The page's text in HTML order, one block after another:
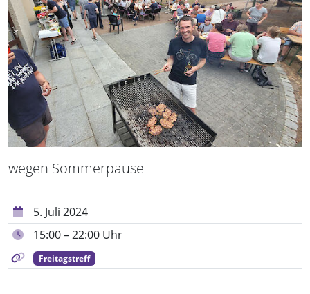
wegen Sommerpause
5. Juli 2024
15:00 – 22:00 Uhr
Freitagstreff